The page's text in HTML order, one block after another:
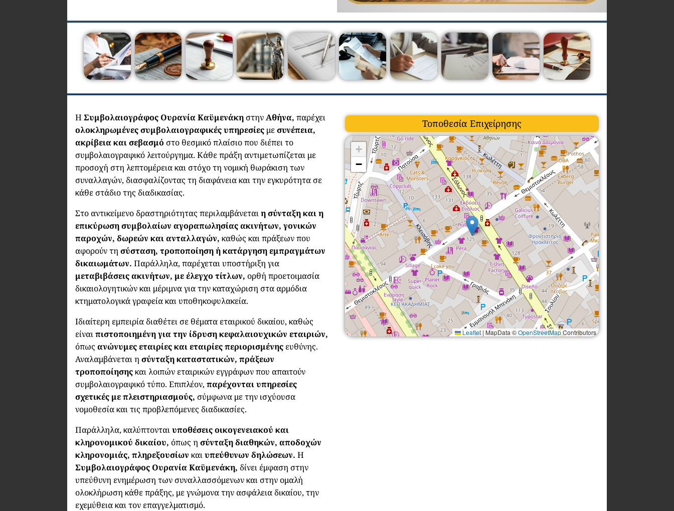
ΗΣυμβολαιογράφος Ουρανία ΚαϋμενάκηστηνΑθήνα, παρέχει
ολοκληρωμένες συμβολαιογραφικές υπηρεσίες μεσυνέπεια,
ακρίβεια και σεβασμό στο θεσμικό πλαίσιο που διέπει το
συμβολαιογραφικό λειτούργημα. Κάθε πράξη αντιμετωπίζεται με
προσοχή στη λεπτομέρεια και στόχο τη νομική θωράκιση των
συναλλαγών, διασφαλίζοντας τη διαφάνεια και την εγκυρότητα σε
κάθε στάδιο της διαδικασίας.
Στο αντικείμενο δραστηριότητας περιλαμβάνεταιη σύνταξη και η
επικύρωση συμβολαίων αγοραπωλησίας ακινήτων, γονικών
παροχών, δωρεών και ανταλλαγών, καθώς και πράξεων που
αφορούν τησύσταση, τροποποίηση ή κατάργηση εμπραγμάτων
δικαιωμάτων.Παράλληλα, παρέχεται υποστήριξη για
μεταβιβάσεις ακινήτων, με έλεγχο τίτλων,ορθή προετοιμασία
δικαιολογητικών και μέριμνα για την καταχώριση στα αρμόδια
κτηματολογικά γραφεία και υποθηκοφυλακεία.
Ιδιαίτερη εμπειρία διαθέτει σε θέματα εταιρικού δικαίου, καθώς
είναιπιστοποιημένη για την ίδρυση κεφαλαιουχικών εταιριών,
όπωςανώνυμες εταιρίες και εταιρίες περιορισμένης ευθύνης.
Αναλαμβάνεται ησύνταξη καταστατικών, πράξεων
τροποποίησηςκαι λοιπών εταιρικών εγγράφων που απαιτούν
συμβολαιογραφικό τύπο. Επιπλέον,παρέχονται υπηρεσίες
σχετικές με πλειστηριασμούς,σύμφωνα με την ισχύουσα
νομοθεσία και τις προβλεπόμενες διαδικασίες.
Παράλληλα, καλύπτονταιυποθέσεις οικογενειακού και
κληρονομικού δικαίου,όπως ησύνταξη διαθηκών, αποδοχών
κληρονομιάς, πληρεξουσίων καιυπεύθυνων δηλώσεων. Η
Συμβολαιογράφος Ουρανία Καϋμενάκη, δίνει έμφαση στην
υπεύθυνη ενημέρωση των συναλλασσόμενων και στην ομαλή
ολοκλήρωση κάθε πράξης, με γνώμονα την ασφάλεια δικαίου, την
εχεμύθεια και τον επαγγελματισμό.
Τοποθεσία Επιχείρησης
+
−
Leaflet | MapData ©OpenStreetMapContributors